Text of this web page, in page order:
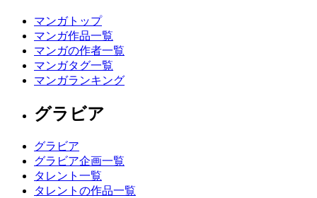
マンガトップ
マンガ作品一覧
マンガの作者一覧
マンガタグ一覧
マンガランキング
グラビア
グラビア
グラビア企画一覧
タレント一覧
タレントの作品一覧